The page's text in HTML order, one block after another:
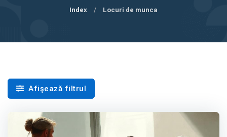
Index Locuri de munca
Afişează filtrul